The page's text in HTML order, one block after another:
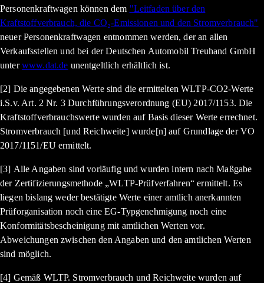
Personenkraftwagen können dem "Leitfaden über den
Kraftstoffverbrauch, die CO₂-Emissionen und den Stromverbrauch"
neuer Personenkraftwagen entnommen werden, der an allen
Verkaufsstellen und bei der Deutschen Automobil Treuhand GmbH
unterwww.dat.de unentgeltlich erhältlich ist.
[2] Die angegebenen Werte sind die ermittelten WLTP-CO2-Werte
i.S.v. Art. 2 Nr. 3 Durchführungsverordnung (EU) 2017/1153. Die
Kraftstoffverbrauchswerte wurden auf Basis dieser Werte errechnet.
Stromverbrauch [und Reichweite] wurde[n] auf Grundlage der VO
2017/1151/EU ermittelt.
[3] Alle Angaben sind vorläufig und wurden intern nach Maßgabe
der Zertifizierungsmethode „WLTP-Prüfverfahren“ ermittelt. Es
liegen bislang weder bestätigte Werte einer amtlich anerkannten
Prüforganisation noch eine EG-Typgenehmigung noch eine
Konformitätsbescheinigung mit amtlichen Werten vor.
Abweichungen zwischen den Angaben und den amtlichen Werten
sind möglich.
[4] Gemäß WLTP. Stromverbrauch und Reichweite wurden auf